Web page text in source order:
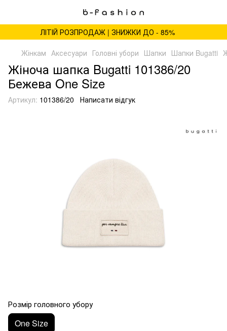
ЛІТІЙ РОЗПРОДАЖ | ЗНИЖКИ ДО - 85%
Жінкам Аксесуари Головні убори Шапки Шапки Bugatti
Жіноча шапка Bugatti 101386/20
Бежева One Size
Артикул: 101386/20 Написати відгук
Розмір головного убору
One Size